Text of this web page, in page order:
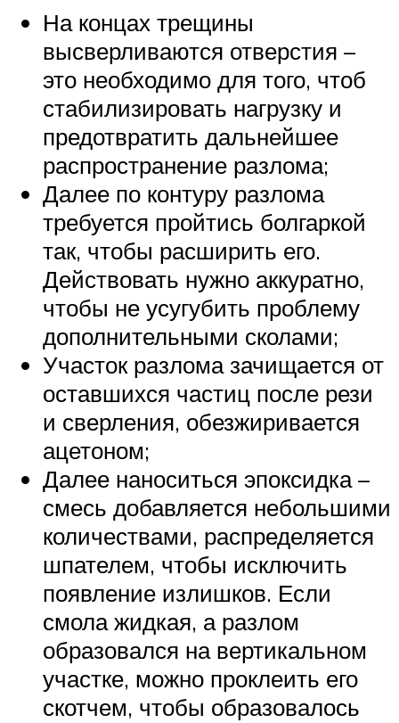
На концах трещины
высверливаются отверстия –
это необходимо для того, чтоб
стабилизировать нагрузку и
предотвратить дальнейшее
распространение разлома;
Далее по контуру разлома
требуется пройтись болгаркой
так, чтобы расширить его.
Действовать нужно аккуратно,
чтобы не усугубить проблему
дополнительными сколами;
Участок разлома зачищается от
оставшихся частиц после рези
и сверления, обезжиривается
ацетоном;
Далее наноситься эпоксидка –
смесь добавляется небольшими
количествами, распределяется
шпателем, чтобы исключить
появление излишков. Если
смола жидкая, а разлом
образовался на вертикальном
участке, можно проклеить его
скотчем, чтобы образовалось